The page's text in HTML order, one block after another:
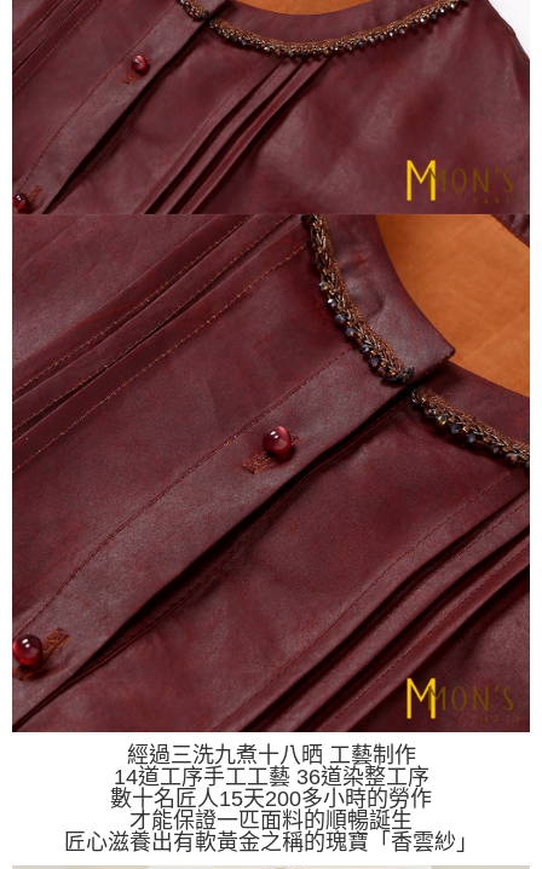
經過三洗九煮十八晒 工藝制作
14道工序手工工藝 36道染整工序
數十名匠人15天200多小時的勞作
才能保證一匹面料的順暢誕生
匠心滋養出有軟黃金之稱的瑰寶「香雲紗」